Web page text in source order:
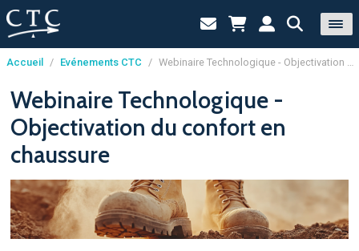
Panneau de gestion des cookies
Accueil / Evénements CTC / Webinaire Technologique - Objectivation du confort en chaussure
Webinaire Technologique -
Objectivation du confort en
chaussure